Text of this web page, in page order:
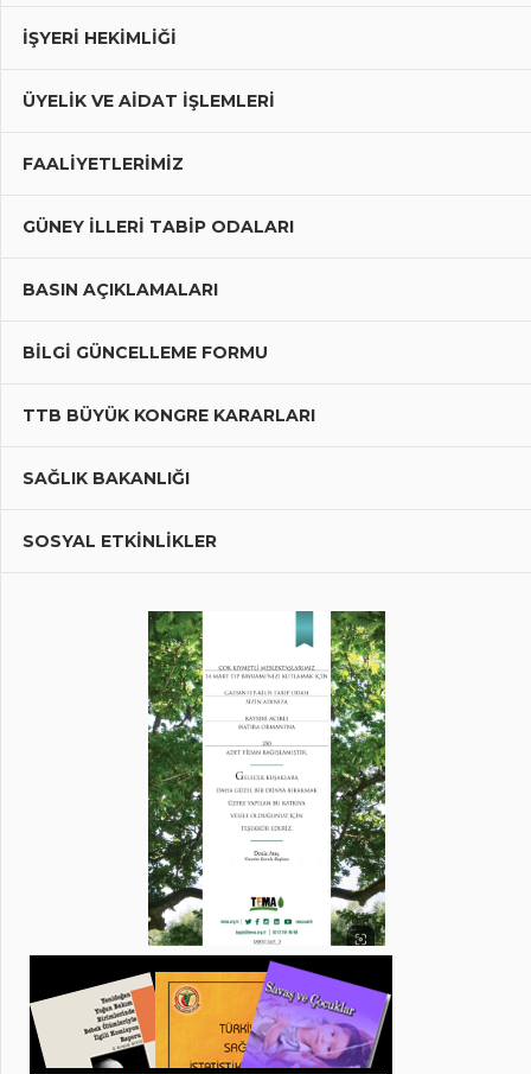
İŞYERİ HEKİMLİĞİ
ÜYELIK VE AIDAT İŞLEMLERI
FAALIYETLERIMIZ
GÜNEY İLLERI TABIP ODALARI
BASIN AÇIKLAMALARI
BILGI GÜNCELLEME FORMU
TTB BÜYÜK KONGRE KARARLARI
SAĞLIK BAKANLIĞI
SOSYAL ETKİNLİKLER